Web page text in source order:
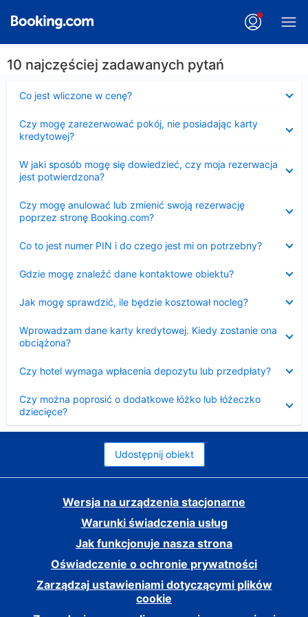
10 najczęściej zadawanych pytań
Co jest wliczone w cenę?
Czy mogę zarezerwować pokój, nie posiadając karty
kredytowej?
W jaki sposób mogę się dowiedzieć, czy moja rezerwacja
jest potwierdzona?
Czy mogę anulować lub zmienić swoją rezerwację
poprzez stronę Booking.com?
Co to jest numer PIN i do czego jest mi on potrzebny?
Gdzie mogę znaleźć dane kontaktowe obiektu?
Jak mogę sprawdzić, ile będzie kosztował nocleg?
Wprowadzam dane karty kredytowej. Kiedy zostanie ona
obciążona?
Czy hotel wymaga wpłacenia depozytu lub przedpłaty?
Czy można poprosić o dodatkowe łóżko lub łóżeczko
dziecięce?
Udostępnij obiekt
Wersja na urządzenia stacjonarne
Warunki świadczenia usług
Jak funkcjonuje nasza strona
Oświadczenie o ochronie prywatności
Zarządzaj ustawieniami dotyczącymi plików
cookie